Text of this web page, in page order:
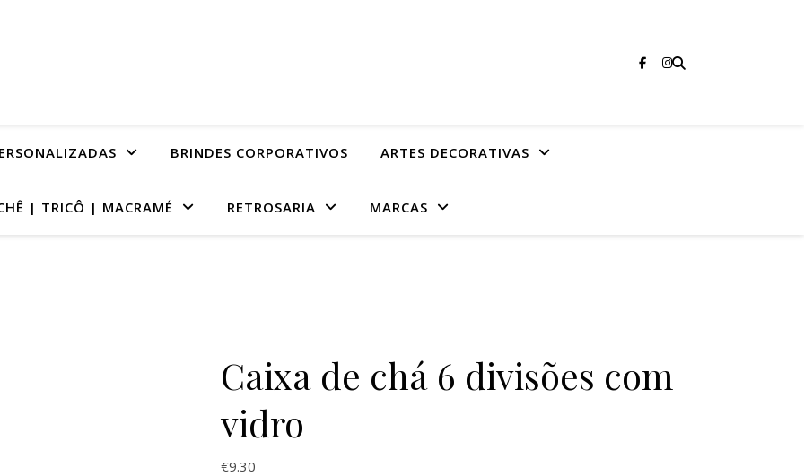
BRINDES CORPORATIVOS ARTES DECORATIVAS
| TRICÔ | MACRAMÉ RETROSARIA MARCAS
Caixa de chá 6 divisões com
vidro
€9.30